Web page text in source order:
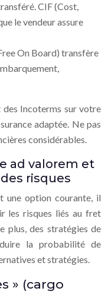
CIF (Cost,
le vendeur assure
On Board) transfère
des Incoterms sur votre
adaptée. Ne pas
considérables.
ad valorem et
risques
une option courante, il
les risques liés au fret
plus, des stratégies de
la probabilité de
et stratégies.
» (cargo